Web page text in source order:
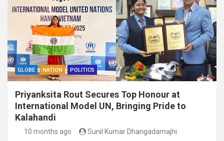
GLOBE NATION POLITICS
Priyanksita Rout Secures Top Honour at
International Model UN, Bringing Pride to
Kalahandi
10 months ago Sunil Kumar Dhangadamajhi